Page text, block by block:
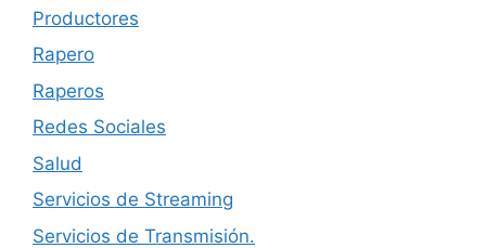
Productores
Rapero
Raperos
Redes Sociales
Salud
Servicios de Streaming
Servicios de Transmisión.